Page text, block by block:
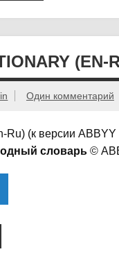
(EN-
Один комментарий
Ru) (к версии
словарь©